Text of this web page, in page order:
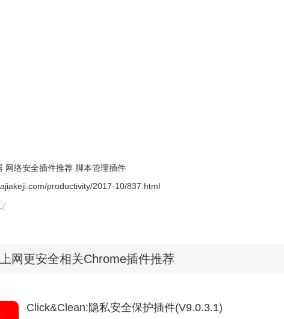
网络安全插件推荐 脚本管理插件
productivity/2017-10/837.html
网更安全相关Chrome插件推荐
Click&Clean:隐私安全保护插件(V9.0.3.1)